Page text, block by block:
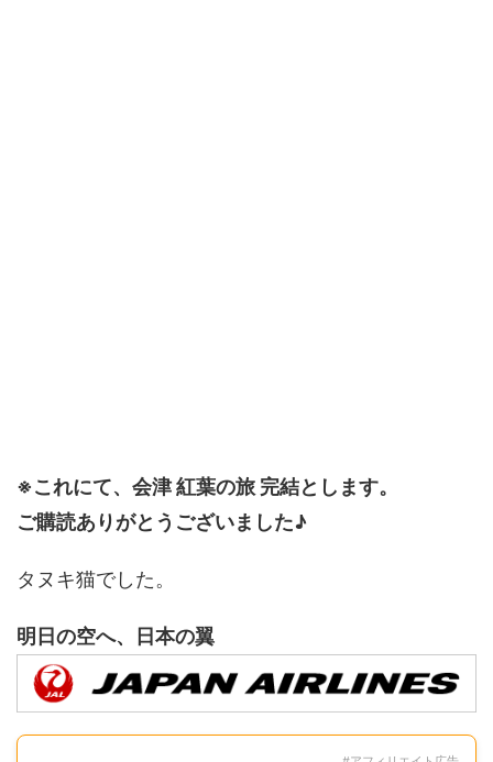
※これにて、会津 紅葉の旅 完結とします。
ご購読ありがとうございました♪
タヌキ猫でした。
明日の空へ、日本の翼